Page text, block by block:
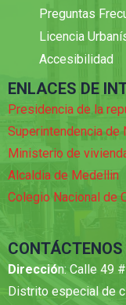
Preguntas
Licencia
Accesibilidad
ENLACES DE
Presidencia de la
Superintendencia de
Ministerio de
Alcaldia de Medellin
Colegio Nacional de
CONTÁCTENOS
Dirección: Calle 49
Distrito especial de